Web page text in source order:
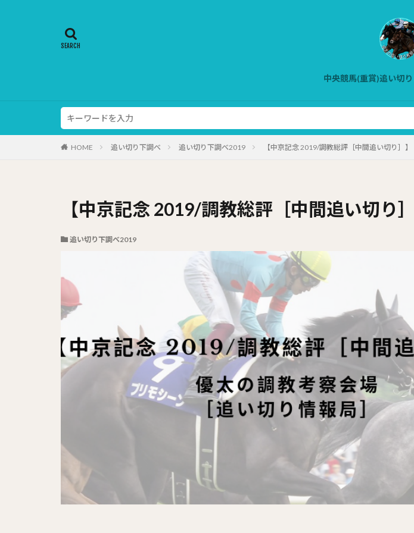
中央競馬(重賞)追い切
HOME 追い切り下調べ 追い切り下調べ2019 【中京記念 2019/調教総評［中間追い切り］】
【中京記念 2019/調教総評［中間追い切り］
追い切り下調べ2019